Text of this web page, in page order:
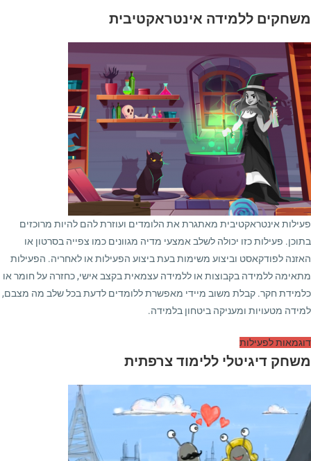
משחקים ללמידה אינטראקטיבית
פעילות אינטראקטיבית מאתגרת את הלומדים ועוזרת להם להיות מרוכזים
בתוכן. פעילות כזו יכולה לשלב אמצעי מדיה מגוונים כמו צפייה בסרטון או
האזנה לפודקאסט וביצוע משימות בעת ביצוע הפעילות או לאחריה. הפעילות
מתאימה ללמידה בקבוצות או ללמידה עצמאית בקצב אישי, כחזרה על חומר או
כלמידת חקר. קבלת משוב מיידי מאפשרת ללומדים לדעת בכל שלב מה מצבם,
למידה מטעויות ומעניקה ביטחון בלמידה.
דוגמאות לפעילות
משחק דיגיטלי ללימוד צרפתית